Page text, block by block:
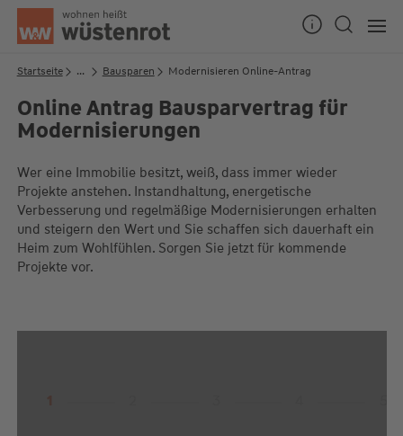
Seitenanfang
Startseite ... Bausparen Modernisieren Online-Antrag
Online Antrag Bausparvertrag für
Modernisierungen
Wer eine Immobilie besitzt, weiß, dass immer wieder
Projekte anstehen. Instandhaltung, energetische
Verbesserung und regelmäßige Modernisierungen erhalten
und steigern den Wert und Sie schaffen sich dauerhaft ein
Heim zum Wohlfühlen. Sorgen Sie jetzt für kommende
Projekte vor.
Mo bis Do: 9:00 Uhr - 19:00 Uhr
Fr: 9:00 Uhr - 18:00 Uhr